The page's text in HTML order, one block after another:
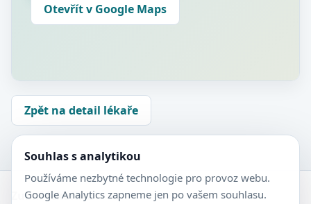
Otevřít v Google Maps
Zpět na detail lékaře
Zubní-lékaři.cz
Souhlas s analytikou
Používáme nezbytné technologie pro provoz webu.
Google Analytics zapneme jen po vašem souhlasu.